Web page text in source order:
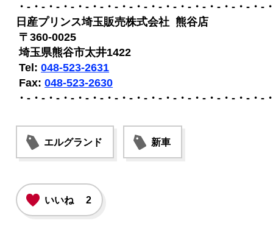
・-・-・-・-・-・-・-・-・-・-・-・-・-・-・-・-・-
日産プリンス埼玉販売株式会社 熊谷店
〒360-0025
埼玉県熊谷市太井1422
Tel:048-523-2631
Fax:048-523-2630
・-・-・-・-・-・-・-・-・-・-・-・-・-・-・-・-・-
エルグランド 新車
いいね 2